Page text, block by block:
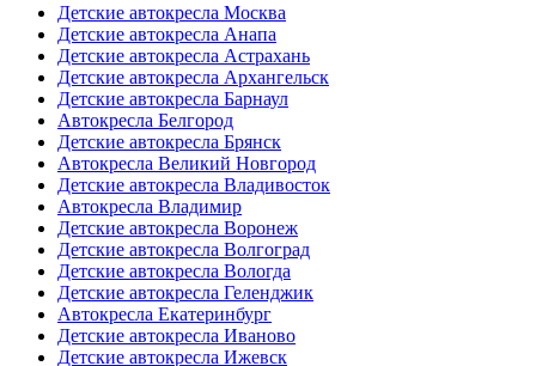
Детские автокресла Москва
Детские автокресла Анапа
Детские автокресла Астрахань
Детские автокресла Архангельск
Детские автокресла Барнаул
Автокресла Белгород
Детские автокресла Брянск
Автокресла Великий Новгород
Детские автокресла Владивосток
Автокресла Владимир
Детские автокресла Воронеж
Детские автокресла Волгоград
Детские автокресла Вологда
Детские автокресла Геленджик
Автокресла Екатеринбург
Детские автокресла Иваново
Детские автокресла Ижевск